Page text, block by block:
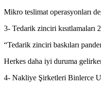
Mikro teslimat operasyonları
3- Tedarik zinciri kısıtlamaları
“Tedarik zinciri baskıları
Herkes daha iyi duruma
4- Nakliye Şirketleri Binlerce